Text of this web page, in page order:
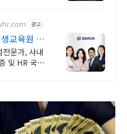
광고
교육원 국
문가, 사내
및 HR 국비